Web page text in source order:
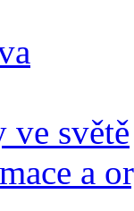
ve světě
a